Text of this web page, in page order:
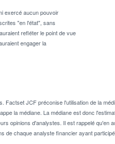
exercé aucun pouvoir
"en l'état", sans
refléter le point de vue
engager la
JCF préconise l'utilisation de la
la médiane. La médiane est donc
opinions d'analystes. Il est rappelé qu'en
chaque analyste financier ayant